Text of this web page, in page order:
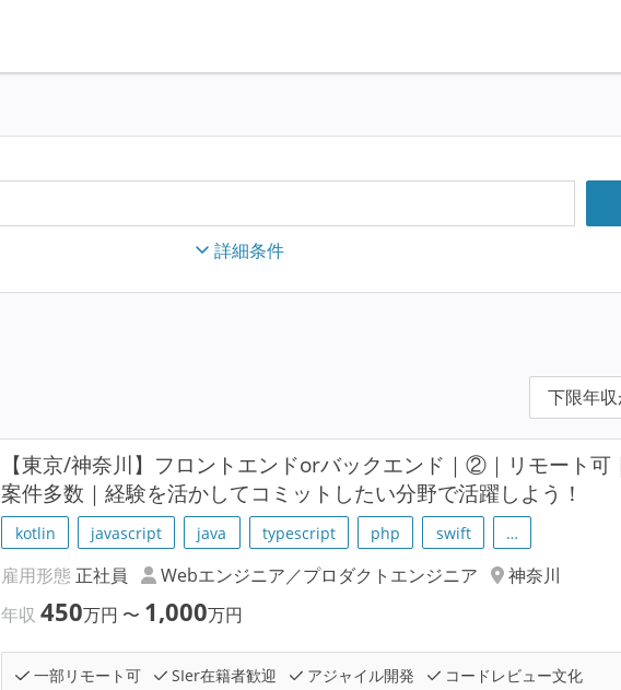
詳細条件
【東京/神奈川】フロントエンドorバックエンド｜②｜リモート可
案件多数｜経験を活かしてコミットしたい分野で活躍しよう！
kotlin javascript java typescript php swift …
雇用形態 正社員 Webエンジニア／プロダクトエンジニア
神奈川
年収450万円 〜 1,000万円
一部リモート可 SIer在籍者歓迎 アジャイル開発
コードレビュー文化